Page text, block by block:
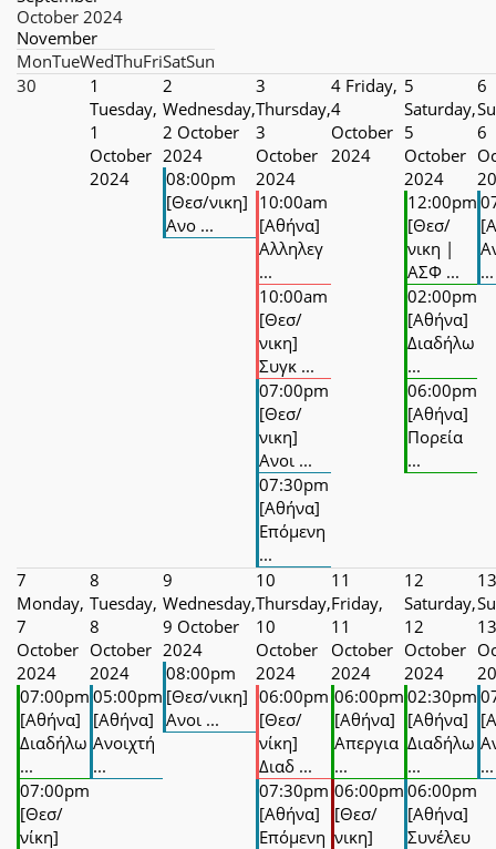
October 2024
November
MonTueWedThuFriSatSun
30
1
Tuesday,
1
October
2024
2
Wednesday,
2 October
2024
08:00pm
[Θεσ/νικη]
Ανο ...
3
Thursday,
3
October
2024
10:00am
[Αθήνα]
Αλληλεγ
...
10:00am
[Θεσ/
νικη]
Συγκ ...
07:00pm
[Θεσ/
νικη]
Ανοι ...
07:30pm
[Αθήνα]
Επόμενη
...
4 Friday,
4
October
2024
5
Saturday,
5
October
2024
12:00pm
[Θεσ/
νικη |
ΑΣΦ ...
02:00pm
[Αθήνα]
Διαδήλω
...
06:00pm
[Αθήνα]
Πορεία
...
6
6
...
7
Monday,
7
October
2024
07:00pm
[Αθήνα]
Διαδήλω
...
07:00pm
[Θεσ/
νίκη]
8
Tuesday,
8
October
2024
05:00pm
[Αθήνα]
Ανοιχτή
...
9
Wednesday,
9 October
2024
08:00pm
[Θεσ/νικη]
Ανοι ...
10
Thursday,
10
October
2024
06:00pm
[Θεσ/
νίκη]
Διαδ ...
07:30pm
[Αθήνα]
Επόμενη
11
Friday,
11
October
2024
06:00pm
[Αθήνα]
Απεργια
...
06:00pm
[Θεσ/
νικη]
12
Saturday,
12
October
2024
02:30pm
[Αθήνα]
Διαδήλω
...
06:00pm
[Αθήνα]
Συνέλευ
13
13
...